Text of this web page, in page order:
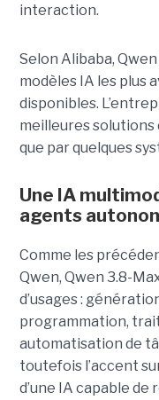
interaction.
Selon Alibaba,
modèles IA les plus
disponibles.
meilleures solutions
que par quelques
Une IA
agents
Comme les
Qwen, Qwen 3.8-
d’usages :
programmation,
automatisation de
toutefois l’accent
d’une IA capable